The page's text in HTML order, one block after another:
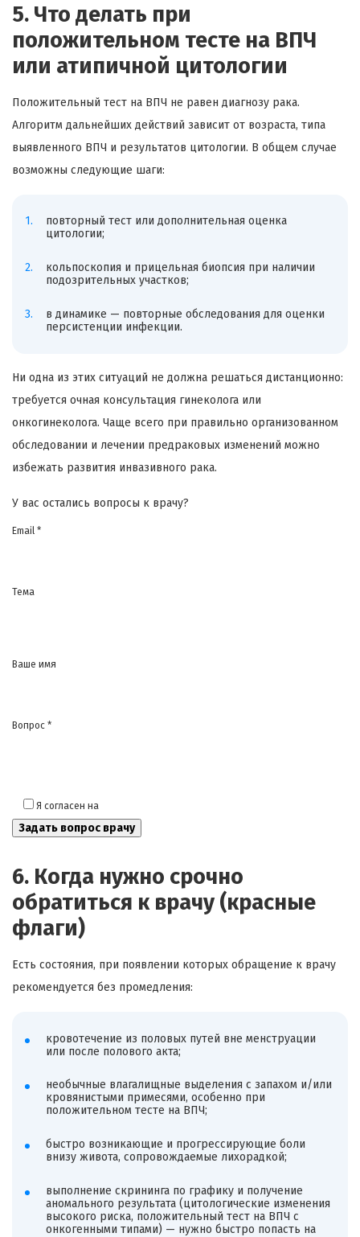
5. Что делать при
положительном тесте на ВПЧ
или атипичной цитологии
Положительный тест на ВПЧ не равен диагнозу рака.
Алгоритм дальнейших действий зависит от возраста, типа
выявленного ВПЧ и результатов цитологии. В общем случае
возможны следующие шаги:
повторный тест или дополнительная оценка
цитологии;
кольпоскопия и прицельная биопсия при наличии
подозрительных участков;
в динамике — повторные обследования для оценки
персистенции инфекции.
Ни одна из этих ситуаций не должна решаться дистанционно:
требуется очная консультация гинеколога или
онкогинеколога. Чаще всего при правильно организованном
обследовании и лечении предраковых изменений можно
избежать развития инвазивного рака.
У вас остались вопросы к врачу?
Email *
Тема
Ваше имя
Вопрос *
Я согласен на
6. Когда нужно срочно
обратиться к врачу (красные
флаги)
Есть состояния, при появлении которых обращение к врачу
рекомендуется без промедления:
кровотечение из половых путей вне менструации
или после полового акта;
необычные влагалищные выделения с запахом и/или
кровянистыми примесями, особенно при
положительном тесте на ВПЧ;
быстро возникающие и прогрессирующие боли
внизу живота, сопровождаемые лихорадкой;
выполнение скрининга по графику и получение
аномального результата (цитологические изменения
высокого риска, положительный тест на ВПЧ с
онкогенными типами) — нужно быстро попасть на